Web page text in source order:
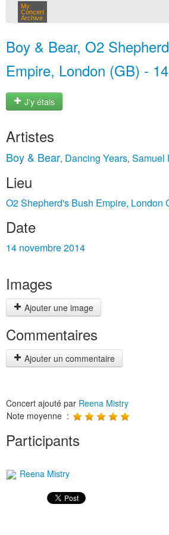
My
Concert
Archive
Boy & Bear, O2
Empire, London (GB) -
J'y étais
Artistes
Boy & Bear, Dancing Years, Samuel
Lieu
O2 Shepherd's Bush Empire, London
Date
14 novembre 2014
Images
Ajouter une image
Commentaires
Ajouter un commentaire
Concert ajouté par Reena Mistry
Note moyenne :
Participants
Reena Mistry